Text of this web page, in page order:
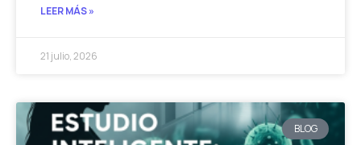
LEER MÁS »
21 julio, 2026
BLOG